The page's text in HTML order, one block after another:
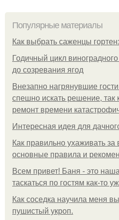
Популярные материалы
Как выбрать саженцы
Годичный цикл
до созревания ягод
Внезапно нагрянувшие
спешно искать решение, так
ремонт времени
Интересная идея для
Как правильно ухаживать
основные правила и
Всем привет! Баня - это
таскаться по гостям как-то
Как соседка научила меня
пушистый укроп.